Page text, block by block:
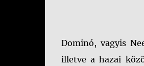
Dominó, vagyis
illetve a hazai